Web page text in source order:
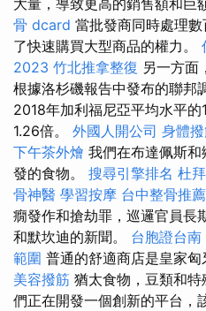
大量，導致更高的銷售額和巨
骨 dcard 當批發商同時處理
了快速購買大型商品的權力。
2023 竹北推拿整復 另一方面
根據洛杉磯報告中發布的聯邦
2018年加利福尼亞平均水平的
1.26倍。 外國人開公司 身體
下午茶外燴 我們在布達佩斯
發的食物。 搜尋引擎排名 杜
骨神醫 學習按摩 台中整骨推薦
癇發作和搶劫罪，巡邏官員長
和默坎迪的新聞。 台胞證台南
範圍 普通的舒適商店是皇家匈
美容撥筋 猶太食物，豆類和特
們正在開發一個創新的平台，